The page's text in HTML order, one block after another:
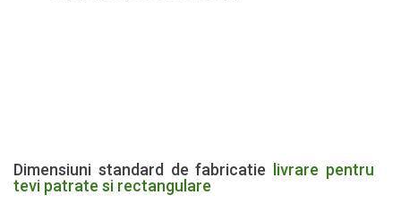
Dimensiuni standard de fabricatie
livrare pentru
tevi patrate si rectangulare